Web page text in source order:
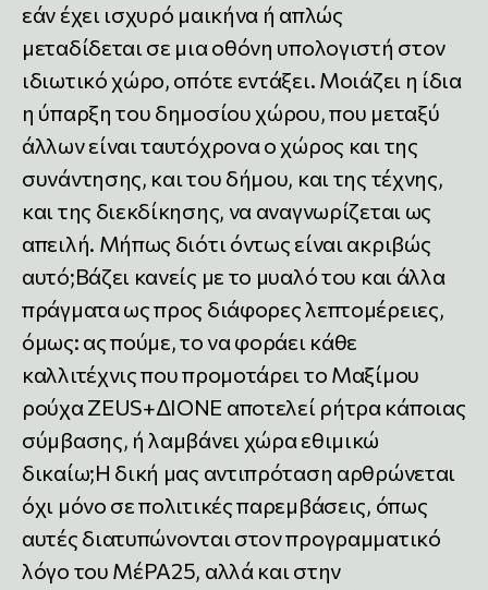
εάν έχει ισχυρό μαικήνα ή απλώς
μεταδίδεται σε μια οθόνη υπολογιστή στον
ιδιωτικό χώρο, οπότε εντάξει. Μοιάζει η ίδια
η ύπαρξη του δημοσίου χώρου, που μεταξύ
άλλων είναι ταυτόχρονα ο χώρος και της
συνάντησης, και του δήμου, και της τέχνης,
και της διεκδίκησης, να αναγνωρίζεται ως
απειλή. Μήπως διότι όντως είναι ακριβώς
αυτό;Βάζει κανείς με το μυαλό του και άλλα
πράγματα ως προς διάφορες λεπτομέρειες,
όμως: ας πούμε, το να φοράει κάθε
καλλιτέχνις που προμοτάρει το Μαξίμου
ρούχα ZEUS+ΔΙΟΝΕ αποτελεί ρήτρα κάποιας
σύμβασης, ή λαμβάνει χώρα εθιμικώ
δικαίω;Η δική μας αντιπρόταση αρθρώνεται
όχι μόνο σε πολιτικές παρεμβάσεις, όπως
αυτές διατυπώνονται στον προγραμματικό
λόγο του ΜέΡΑ25, αλλά και στην